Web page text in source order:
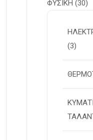
ΦΥΣΙΚΗ (30)
(3)